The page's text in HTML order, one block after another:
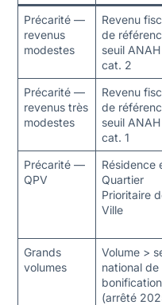
Précarité —
revenus
modestes
Revenu
de
seuil ANAH
cat. 2
Précarité —
revenus très
modestes
Revenu
de
seuil ANAH
cat. 1
Précarité —
QPV
Résidence
Quartier
Prioritaire
Ville
Grands
volumes
Volume >
national de
bonification
(arrêté